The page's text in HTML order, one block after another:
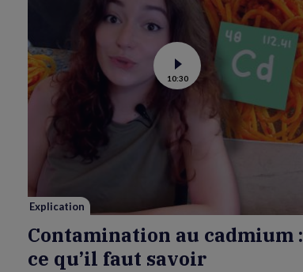
Voir
la
vidéo
au
cadmium :
ce
10:30
Explication
Contamination au cadmium :
ce qu’il faut savoir